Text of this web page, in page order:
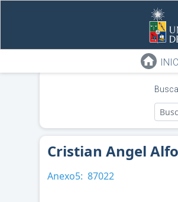
Cristian Angel
Anexo5:87022